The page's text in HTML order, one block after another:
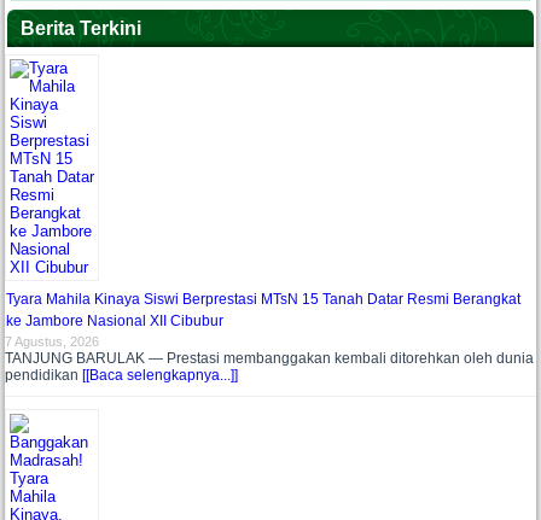
Berita Terkini
Tyara Mahila Kinaya Siswi Berprestasi MTsN 15 Tanah Datar Resmi Berangkat
ke Jambore Nasional XII Cibubur
7 Agustus, 2026
TANJUNG BARULAK — Prestasi membanggakan kembali ditorehkan oleh dunia
pendidikan[[Baca selengkapnya...]]